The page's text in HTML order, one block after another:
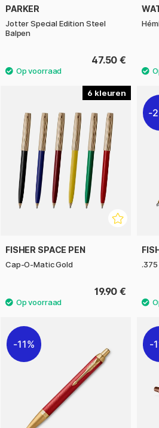
PARKER
Jotter Special Edition Steel
Balpen
47.50 €
6
FISHER SPACE PEN
Cap-O-Matic Gold
19.90 €
11%